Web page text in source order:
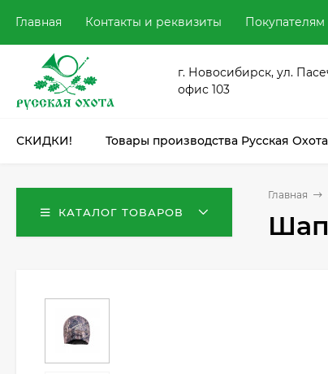
Главная Контакты и реквизиты Покупателям
г. Новосибирск, ул.
офис 103
СКИДКИ! Товары производства Русская Охота
КАТАЛОГ ТОВАРОВ
Главная